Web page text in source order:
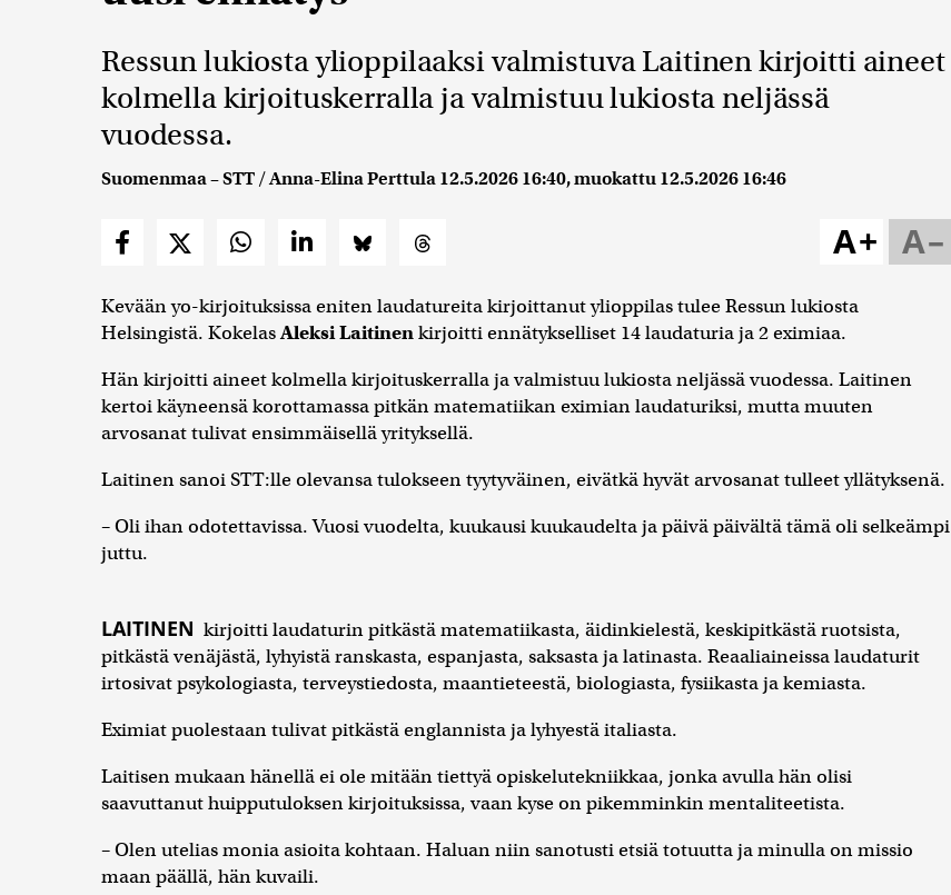
Ressun lukiosta ylioppilaaksi valmistuva Laitinen kirjoitti aineet
kolmella kirjoituskerralla ja valmistuu lukiosta neljässä
vuodessa.
Suomenmaa – STT / Anna-Elina Perttula 12.5.2026 16:40, muokattu 12.5.2026 16:46
A–
A+
Kevään yo-kirjoituksissa eniten laudatureita kirjoittanut ylioppilas tulee Ressun lukiosta
Helsingistä. KokelasAleksi Laitinenkirjoitti ennätykselliset 14 laudaturia ja 2 eximiaa.
Hän kirjoitti aineet kolmella kirjoituskerralla ja valmistuu lukiosta neljässä vuodessa. Laitinen
kertoi käyneensä korottamassa pitkän matematiikan eximian laudaturiksi, mutta muuten
arvosanat tulivat ensimmäisellä yrityksellä.
Laitinen sanoi STT:lle olevansa tulokseen tyytyväinen, eivätkä hyvät arvosanat tulleet yllätyksenä.
– Oli ihan odotettavissa. Vuosi vuodelta, kuukausi kuukaudelta ja päivä päivältä tämä oli selkeämpi
juttu.
LAITINEN kirjoitti laudaturin pitkästä matematiikasta, äidinkielestä, keskipitkästä ruotsista,
pitkästä venäjästä, lyhyistä ranskasta, espanjasta, saksasta ja latinasta. Reaaliaineissa laudaturit
irtosivat psykologiasta, terveystiedosta, maantieteestä, biologiasta, fysiikasta ja kemiasta.
Eximiat puolestaan tulivat pitkästä englannista ja lyhyestä italiasta.
Laitisen mukaan hänellä ei ole mitään tiettyä opiskelutekniikkaa, jonka avulla hän olisi
saavuttanut huipputuloksen kirjoituksissa, vaan kyse on pikemminkin mentaliteetista.
– Olen utelias monia asioita kohtaan. Haluan niin sanotusti etsiä totuutta ja minulla on missio
maan päällä, hän kuvaili.